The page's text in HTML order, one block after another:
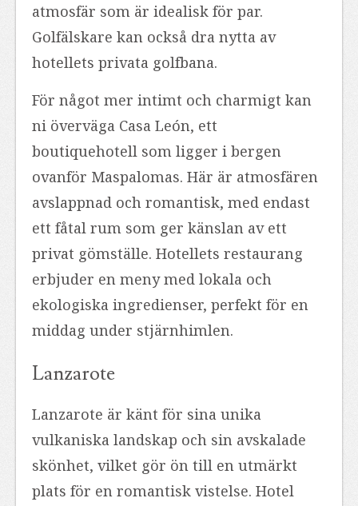
atmosfär som är idealisk för par.
Golfälskare kan också dra nytta av
hotellets privata golfbana.
För något mer intimt och charmigt kan
ni överväga Casa León, ett
boutiquehotell som ligger i bergen
ovanför Maspalomas. Här är atmosfären
avslappnad och romantisk, med endast
ett fåtal rum som ger känslan av ett
privat gömställe. Hotellets restaurang
erbjuder en meny med lokala och
ekologiska ingredienser, perfekt för en
middag under stjärnhimlen.
Lanzarote
Lanzarote är känt för sina unika
vulkaniska landskap och sin avskalade
skönhet, vilket gör ön till en utmärkt
plats för en romantisk vistelse. Hotel